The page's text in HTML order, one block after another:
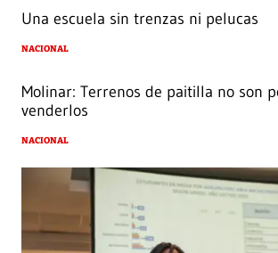
Una escuela sin trenzas ni pelucas
NACIONAL
Molinar: Terrenos de paitilla no son
venderlos
NACIONAL